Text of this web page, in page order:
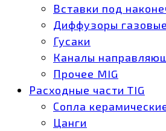
Вставки под
Диффузоры газовые
Гусаки
Каналы
Прочее MIG
Расходные части TIG
Сопла
Цанги